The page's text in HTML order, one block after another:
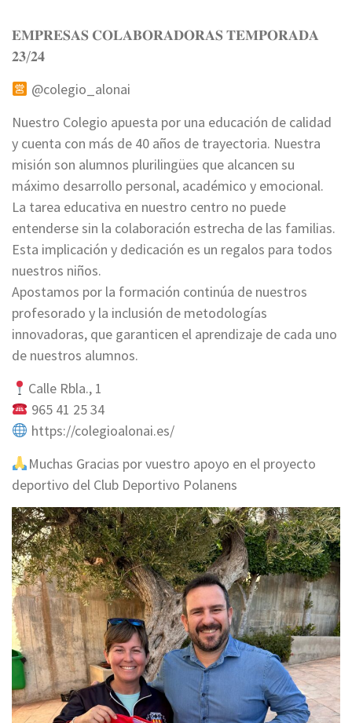
𝐄𝐌𝐏𝐑𝐄𝐒𝐀𝐒 𝐂𝐎𝐋𝐀𝐁𝐎𝐑𝐀𝐃𝐎𝐑𝐀𝐒 𝐓𝐄𝐌𝐏𝐎𝐑𝐀𝐃𝐀
𝟐𝟑/𝟐𝟒
@colegio_alonai
Nuestro Colegio apuesta por una educación de calidad
y cuenta con más de 40 años de trayectoria. Nuestra
misión son alumnos plurilingües que alcancen su
máximo desarrollo personal, académico y emocional.
La tarea educativa en nuestro centro no puede
entenderse sin la colaboración estrecha de las familias.
Esta implicación y dedicación es un regalos para todos
nuestros niños.
Apostamos por la formación continúa de nuestros
profesorado y la inclusión de metodologías
innovadoras, que garanticen el aprendizaje de cada uno
de nuestros alumnos.
Calle Rbla., 1
965 41 25 34
https://colegioalonai.es/
Muchas Gracias por vuestro apoyo en el proyecto
deportivo del Club Deportivo Polanens